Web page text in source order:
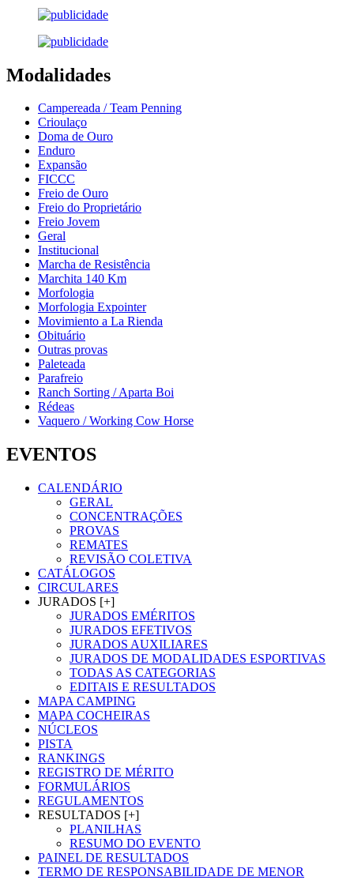
Modalidades
Campereada / Team Penning
Crioulaço
Doma de Ouro
Enduro
Expansão
FICCC
Freio de Ouro
Freio do Proprietário
Freio Jovem
Geral
Institucional
Marcha de Resistência
Marchita 140 Km
Morfologia
Morfologia Expointer
Movimiento a La Rienda
Obituário
Outras provas
Paleteada
Parafreio
Ranch Sorting / Aparta Boi
Rédeas
Vaquero / Working Cow Horse
EVENTOS
CALENDÁRIO
GERAL
CONCENTRAÇÕES
PROVAS
REMATES
REVISÃO COLETIVA
CATÁLOGOS
CIRCULARES
JURADOS [+]
JURADOS EMÉRITOS
JURADOS EFETIVOS
JURADOS AUXILIARES
JURADOS DE MODALIDADES ESPORTIVAS
TODAS AS CATEGORIAS
EDITAIS E RESULTADOS
MAPA CAMPING
MAPA COCHEIRAS
NÚCLEOS
PISTA
RANKINGS
REGISTRO DE MÉRITO
FORMULÁRIOS
REGULAMENTOS
RESULTADOS [+]
PLANILHAS
RESUMO DO EVENTO
PAINEL DE RESULTADOS
TERMO DE RESPONSABILIDADE DE MENOR